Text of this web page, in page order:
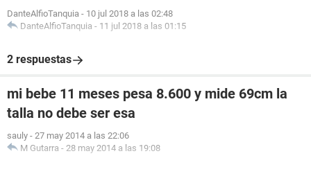
DanteAlfioTanquia - 10 jul 2018 a las 02:48
DanteAlfioTanquia - 11 jul 2018 a las 01:15
2 respuestas
mi bebe 11 meses pesa 8.600 y mide 69cm la
talla no debe ser esa
sauly - 27 may 2014 a las 22:06
M Gutarra - 28 may 2014 a las 19:08